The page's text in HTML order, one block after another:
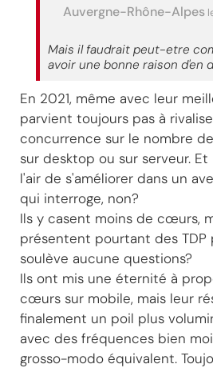
Auvergne-Rhône-Alpes
Mais il faudrait peut-etre
avoir une bonne raison d'en
En 2021, même avec leur
parvient toujours pas à
concurrence sur le nombre
sur desktop ou sur serveur.
l'air de s'améliorer dans un
qui interroge, non?
Ils y casent moins de cœurs,
présentent pourtant des TDP
soulève aucune questions?
Ils ont mis une éternité à
cœurs sur mobile, mais leur
finalement un poil plus
avec des fréquences bien
grosso-modo équivalent.